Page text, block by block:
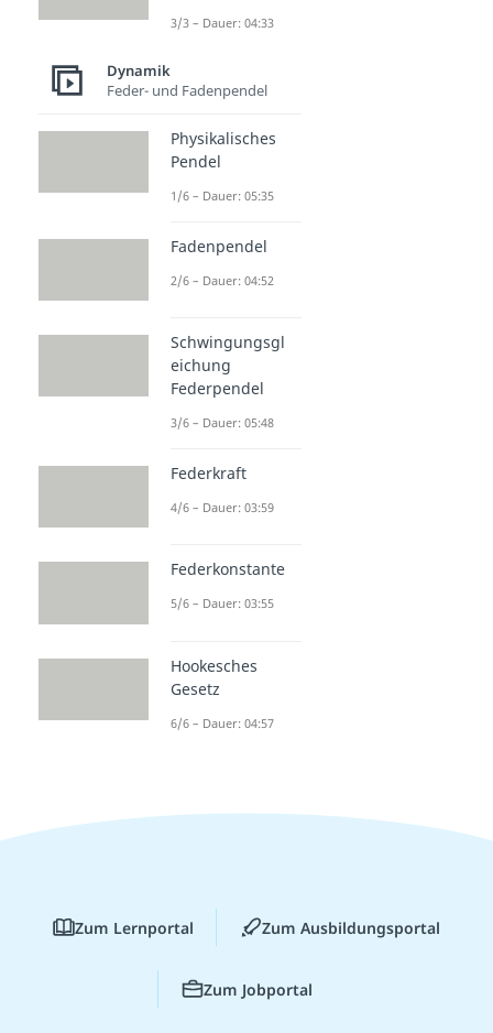
3/3 – Dauer: 04:33
Dynamik
Feder- und Fadenpendel
Physikalisches
Pendel
1/6 – Dauer: 05:35
Fadenpendel
2/6 – Dauer: 04:52
Schwingungsgl
eichung
Federpendel
3/6 – Dauer: 05:48
Federkraft
4/6 – Dauer: 03:59
Federkonstante
5/6 – Dauer: 03:55
Hookesches
Gesetz
6/6 – Dauer: 04:57
Zum Lernportal Zum Ausbildungsportal
Zum Jobportal